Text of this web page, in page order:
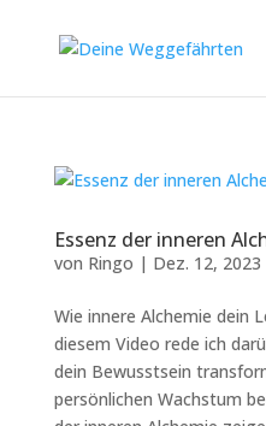
Essenz der inneren
von Ringo | Dez. 12, 2023
Wie innere Alchemie dein
diesem Video rede ich
dein Bewusstsein
persönlichen Wachstum